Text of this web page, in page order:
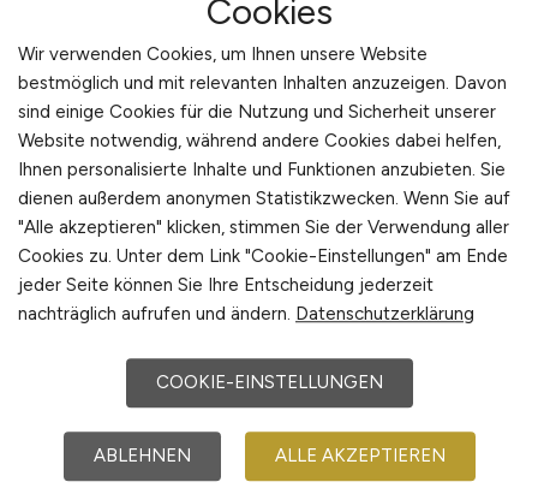
Anlagentechnik/ Robotertechnik
vorteilhaft
Teamfähigkeit, Eigeninitiative,
Einsatzbereitschaft
Benefits
Abwechslungsreiche Tätigkeit in einem
renommierten Unternehmen
Angenehmes Arbeitsklima
Cookies
Wir verwenden Cookies, um Ihnen unsere Website
bestmöglich und mit relevanten Inhalten anzuzeigen. Davon
sind einige Cookies für die Nutzung und Sicherheit unserer
Website notwendig, während andere Cookies dabei helfen,
Ihnen personalisierte Inhalte und Funktionen anzubieten. Sie
dienen außerdem anonymen Statistikzwecken. Wenn Sie auf
"Alle akzeptieren" klicken, stimmen Sie der Verwendung aller
Cookies zu. Unter dem Link "Cookie-Einstellungen" am Ende
jeder Seite können Sie Ihre Entscheidung jederzeit
nachträglich aufrufen und ändern. Datenschutzerklärung
COOKIE-EINSTELLUNGEN
ABLEHNEN ALLE AKZEPTIEREN